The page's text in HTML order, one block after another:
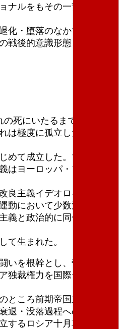
ルをもその一部として
・堕落のなかでとらえ
戦後的意識形態、第三イ
死にいたるまで、彼ら両
は極度に孤立したもので
て成立した。マルクス
ヨーロッパ・プロレタ
主義イデオロギー化＝
において少数派として
と政治的に同化し、最
て生まれた。
を根幹とし、帝国主義
裁権力を国際テコとし
ころ前期帝国主義のあ
退・没落過程への突入を
るロシア十月革命権力